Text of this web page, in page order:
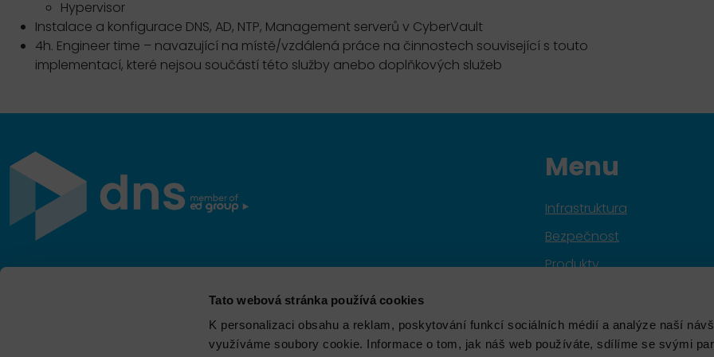
Tato webová stránka používá cookies
K personalizaci obsahu a reklam, poskytování funkcí sociálních médií a analýze naší
využíváme soubory cookie. Informace o tom, jak náš web používáte, sdílíme se svými
Hypervisor
Instalace a konfigurace DNS, AD, NTP, Management serverů v CyberVault
4h. Engineer time – navazující na místě/vzdálená práce na činnostech související s touto
implementací, které nejsou součástí této služby anebo doplňkových služeb
Menu
Infrastruktura
Bezpečnost
Produkty
Značky
Školení
IT, obchodu, softwarových řešení, komunikace, e-
commerce a technologií s 30 lety zkušeností, více než
700 odborníky a tržbami přesahujícími 16 miliard.